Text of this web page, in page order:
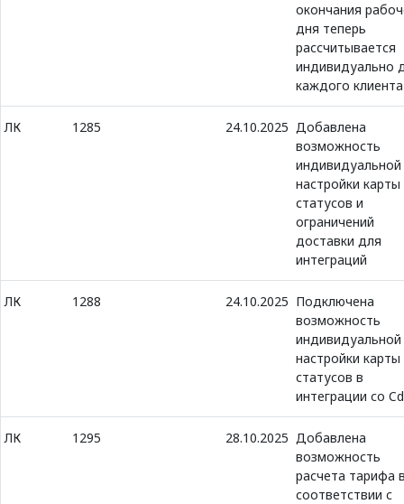
окончания
дня теперь
рассчитывается
индивидуально
каждого клиента
ЛК 1285 24.10.2025 Добавлена
возможность
индивидуальной
настройки карты
статусов и
ограничений
доставки для
интеграций
ЛК 1288 24.10.2025 Подключена
возможность
индивидуальной
настройки карты
статусов в
интеграции со
ЛК 1295 28.10.2025 Добавлена
возможность
расчета тарифа
соответствии с